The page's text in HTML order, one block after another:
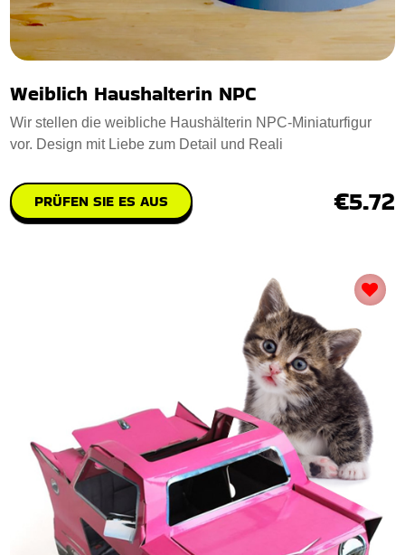
Weiblich Haushalterin NPC
Wir stellen die weibliche Haushälterin NPC-Miniaturfigur
vor. Design mit Liebe zum Detail und Reali
PRÜFEN SIE ES AUS €5.72